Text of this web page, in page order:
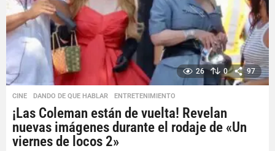
26 0 97
CINE ,DANDO DE QUE HABLAR ,ENTRETENIMIENTO
¡Las Coleman están de vuelta! Revelan
nuevas imágenes durante el rodaje de «Un
viernes de locos 2»